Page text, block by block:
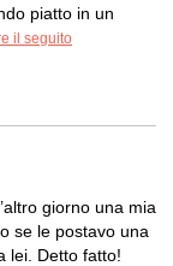
piatto in un
il seguito
giorno una mia
se le postavo una
lei. Detto fatto!